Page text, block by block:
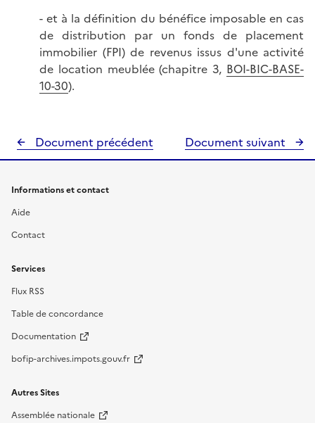
- et à la définition du bénéfice imposable en cas
de distribution par un fonds de placement
immobilier (FPI) de revenus issus d'une activité
de location meublée (chapitre 3, BOI-BIC-BASE-
10-30).
Document précédent Document suivant
Informations et contact
Aide
Contact
Services
Flux RSS
Table de concordance
Documentation
bofip-archives.impots.gouv.fr
Autres Sites
Assemblée nationale